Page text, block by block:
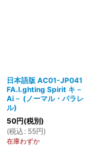
日本語版 AC01-JP041
FA.I.ghting Spirit キ－
Ai－ (ノーマル・パラレ
ル)
50円(税別)
(税込 : 55円)
在庫わずか